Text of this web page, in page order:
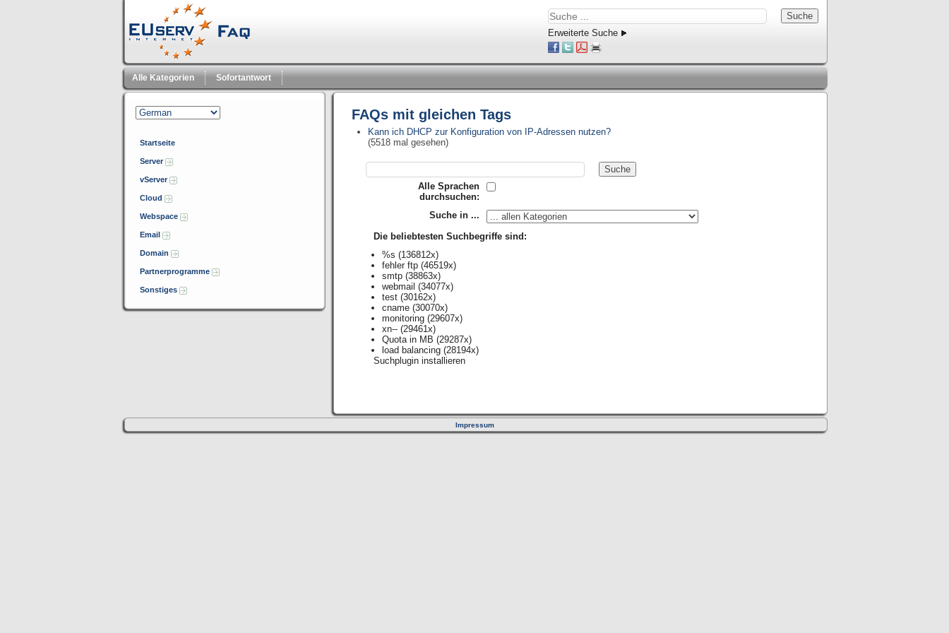
Erweiterte Suche
Alle Kategorien Sofortantwort
Startseite
Server
vServer
Cloud
Webspace
Email
Domain
Partnerprogramme
Sonstiges
FAQs mit gleichen Tags
Kann ich DHCP zur Konfiguration von IP-Adressen nutzen?
(5518 mal gesehen)
Alle Sprachen
durchsuchen:
Suche in ...
Die beliebtesten Suchbegriffe sind:
%s (136812x)
fehler ftp (46519x)
smtp (38863x)
webmail (34077x)
test (30162x)
cname (30070x)
monitoring (29607x)
xn-- (29461x)
Quota in MB (29287x)
load balancing (28194x)
Suchplugin installieren
Impressum